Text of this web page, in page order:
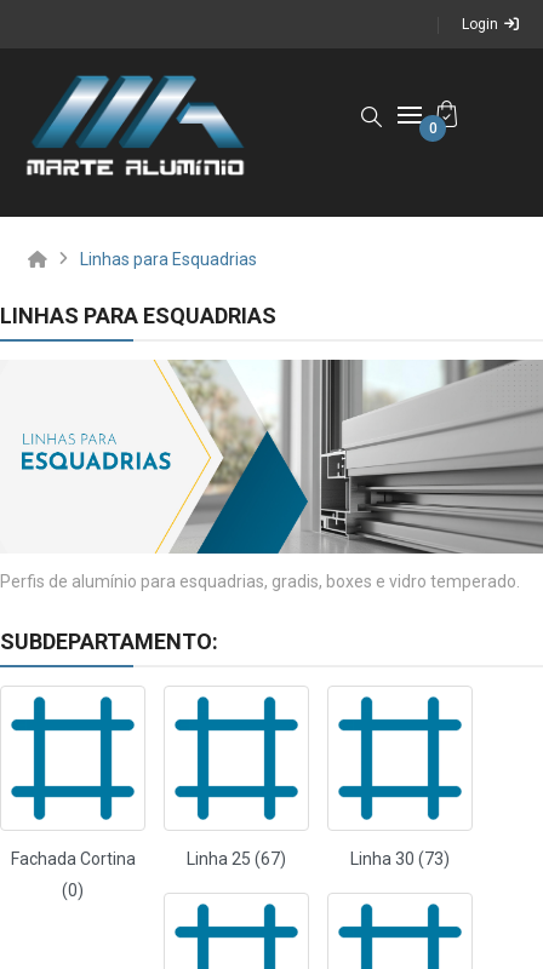
Login
0
Linhas para Esquadrias
LINHAS PARA ESQUADRIAS
Perfis de alumínio para esquadrias, gradis, boxes e vidro temperado.
SUBDEPARTAMENTO:
Fachada Cortina
(0)
Linha 25 (67) Linha 30 (73)